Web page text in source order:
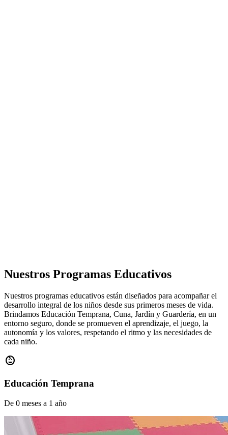
Nuestros Programas Educativos
Nuestros programas educativos están diseñados para acompañar el
desarrollo integral de los niños desde sus primeros meses de vida.
Brindamos Educación Temprana, Cuna, Jardín y Guardería, en un
entorno seguro, donde se promueven el aprendizaje, el juego, la
autonomía y los valores, respetando el ritmo y las necesidades de
cada niño.
child_care
Educación Temprana
De 0 meses a 1 año